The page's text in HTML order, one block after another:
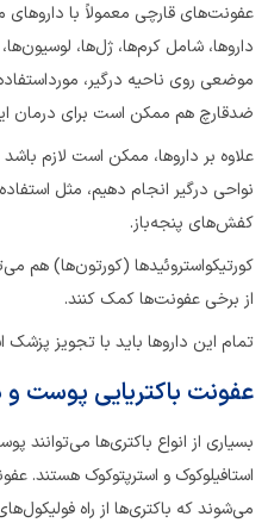
عفونت‌های قارچی معمولاً با
داروها، شامل کرم‌ها، ژل‌ها،
موضعی روی ناحیه درگیر،
ضدقارچ هم ممکن است برای درمان
علاوه بر داروها، ممکن است لازم
نواحی درگیر انجام دهیم، مثل
کفش‌های پنجه‌باز.
کورتیکواستروئیدها (کورتون‌ها) هم
از برخی عفونت‌ها کمک کنند.
تمام این داروها باید با تجویز پزشک
عفونت‌ باکتریایی پوست و
بسیاری از انواع باکتری‌ها می‌توانند
استافیلوکوک‌ و استرپتوکوک‌ هستند.
می‌شوند که باکتری‌ها از راه